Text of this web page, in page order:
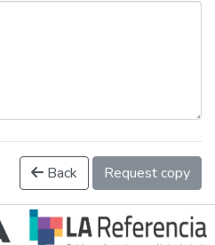
Back Request copy